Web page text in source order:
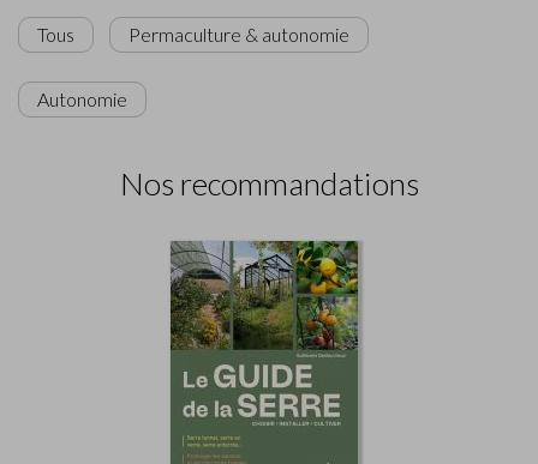
Tous Permaculture & autonomie
Autonomie
Nos recommandations